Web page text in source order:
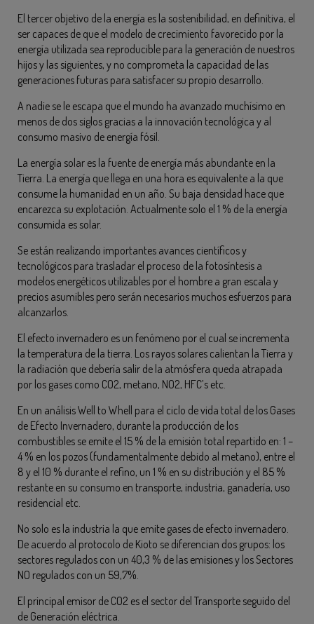
El tercer objetivo de la energía es la sostenibilidad, en definitiva, el
ser capaces de que el modelo de crecimiento favorecido por la
energía utilizada sea reproducible para la generación de nuestros
hijos y las siguientes, y no comprometa la capacidad de las
generaciones futuras para satisfacer su propio desarrollo.
A nadie se le escapa que el mundo ha avanzado muchísimo en
menos de dos siglos gracias a la innovación tecnológica y al
consumo masivo de energía fósil.
La energía solar es la fuente de energía más abundante en la
Tierra. La energía que llega en una hora es equivalente a la que
consume la humanidad en un año. Su baja densidad hace que
encarezca su explotación. Actualmente solo el 1 % de la energía
consumida es solar.
Se están realizando importantes avances científicos y
tecnológicos para trasladar el proceso de la fotosíntesis a
modelos energéticos utilizables por el hombre a gran escala y
precios asumibles pero serán necesarios muchos esfuerzos para
alcanzarlos.
El efecto invernadero es un fenómeno por el cual se incrementa
la temperatura de la tierra. Los rayos solares calientan la Tierra y
la radiación que debería salir de la atmósfera queda atrapada
por los gases como CO2, metano, NO2, HFC’s etc.
En un análisis Well to Whell para el ciclo de vida total de los Gases
de Efecto Invernadero, durante la producción de los
combustibles se emite el 15 % de la emisión total repartido en: 1 –
4 % en los pozos (fundamentalmente debido al metano), entre el
8 y el 10 % durante el refino, un 1 % en su distribución y el 85 %
restante en su consumo en transporte, industria, ganadería, uso
residencial etc.
No solo es la industria la que emite gases de efecto invernadero.
De acuerdo al protocolo de Kioto se diferencian dos grupos: los
sectores regulados con un 40,3 % de las emisiones y los Sectores
NO regulados con un 59,7%.
El principal emisor de CO2 es el sector del Transporte seguido del
de Generación eléctrica.